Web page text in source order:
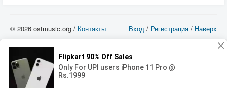
Вход / Регистрация / Наверх
© 2026 ostmusic.org / Контакты
прав) и охраняются Законом «Об авторском праве и смежных правах». Вы
можете использовать такие материалы только в том в случае, если
использование производится с ознакомительными целями - для прочих целей
вы должны приобрести лицензионную запись.